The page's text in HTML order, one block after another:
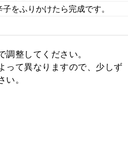
をふりかけたら完成です。
整してください。
って異なりますので、少しず
。